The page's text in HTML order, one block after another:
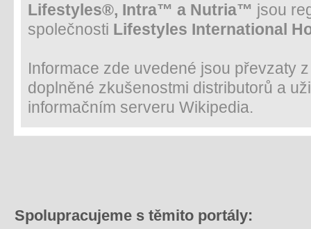
Lifestyles®, Intra™ a Nutria™ jsou
společnosti Lifestyles International
Informace zde uvedené jsou převzaty
doplněné zkušenostmi distributorů a
informačním serveru Wikipedia.
Spolupracujeme s těmito portály: